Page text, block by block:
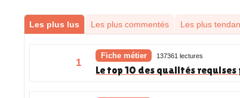
Les plus lus Les plus commentés Les plus
1
Fiche métier 137361 lectures
Le top 10 des qualités